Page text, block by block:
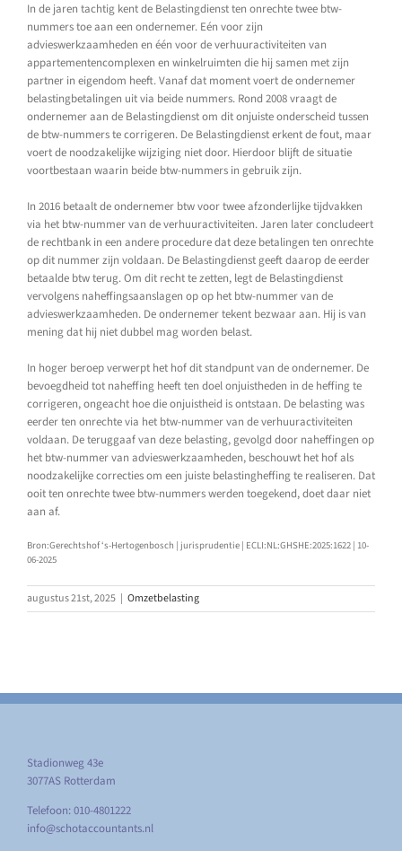
In de jaren tachtig kent de Belastingdienst ten onrechte twee btw-
nummers toe aan een ondernemer. Eén voor zijn
advieswerkzaamheden en één voor de verhuuractiviteiten van
appartementencomplexen en winkelruimten die hij samen met zijn
partner in eigendom heeft. Vanaf dat moment voert de ondernemer
belastingbetalingen uit via beide nummers. Rond 2008 vraagt de
ondernemer aan de Belastingdienst om dit onjuiste onderscheid tussen
de btw-nummers te corrigeren. De Belastingdienst erkent de fout, maar
voert de noodzakelijke wijziging niet door. Hierdoor blijft de situatie
voortbestaan waarin beide btw-nummers in gebruik zijn.
In 2016 betaalt de ondernemer btw voor twee afzonderlijke tijdvakken
via het btw-nummer van de verhuuractiviteiten. Jaren later concludeert
de rechtbank in een andere procedure dat deze betalingen ten onrechte
op dit nummer zijn voldaan. De Belastingdienst geeft daarop de eerder
betaalde btw terug. Om dit recht te zetten, legt de Belastingdienst
vervolgens naheffingsaanslagen op op het btw-nummer van de
advieswerkzaamheden. De ondernemer tekent bezwaar aan. Hij is van
mening dat hij niet dubbel mag worden belast.
In hoger beroep verwerpt het hof dit standpunt van de ondernemer. De
bevoegdheid tot naheffing heeft ten doel onjuistheden in de heffing te
corrigeren, ongeacht hoe die onjuistheid is ontstaan. De belasting was
eerder ten onrechte via het btw-nummer van de verhuuractiviteiten
voldaan. De teruggaaf van deze belasting, gevolgd door naheffingen op
het btw-nummer van advieswerkzaamheden, beschouwt het hof als
noodzakelijke correcties om een juiste belastingheffing te realiseren. Dat
ooit ten onrechte twee btw-nummers werden toegekend, doet daar niet
aan af.
Bron:Gerechtshof ‘s-Hertogenbosch | jurisprudentie | ECLI:NL:GHSHE:2025:1622 | 10-
06-2025
augustus 21st, 2025 | Omzetbelasting
Stadionweg 43e
3077AS Rotterdam
Telefoon: 010-4801222
info@schotaccountants.nl